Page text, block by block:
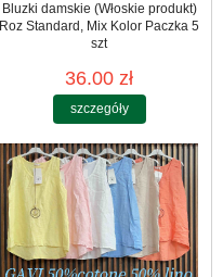
Bluzki damskie (Włoskie produkt)
Roz Standard, Mix Kolor Paczka 5
szt
36.00 zł
szczegóły